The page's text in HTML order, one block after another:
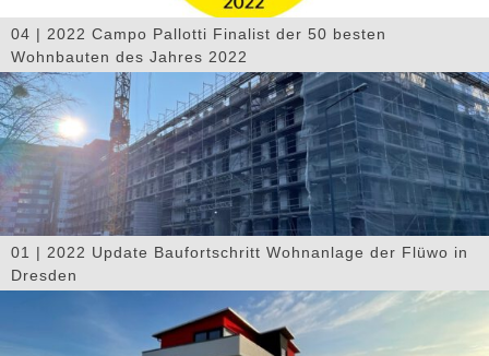
04 | 2022 Campo Pallotti Finalist der 50 besten
Wohnbauten des Jahres 2022
01 | 2022 Update Baufortschritt Wohnanlage der Flüwo in
Dresden